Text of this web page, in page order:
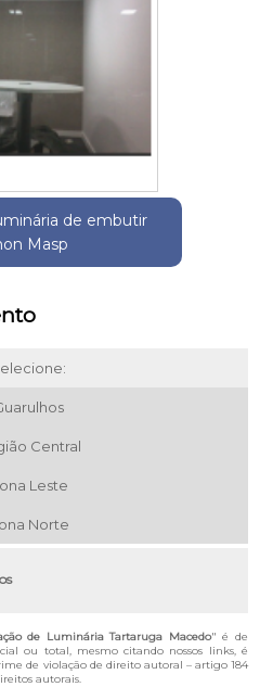
de embutir
Masp
Central
Leste
Norte
de Luminária Tartaruga Macedo" é de
ou total, mesmo citando nossos links, é
de violação de direito autoral – artigo 184
autorais.